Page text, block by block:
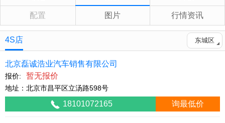
配置 图片 行情资讯
4S店 东城区
北京磊诚浩业汽车销售有限公司
报价: 暂无报价
地址：北京市昌平区立汤路598号
18101072165 询最低价